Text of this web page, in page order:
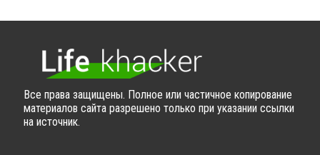
Все права защищены. Полное или частичное копирование
материалов сайта разрешено только при указании ссылки
на источник.